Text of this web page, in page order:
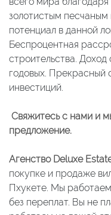
золотистым
потенциал в данной
Беспроцентная
строительства.
годовых. Прекрасный
инвестиций.
Свяжитесь с нами и
предложение.
Агенство Deluxe
покупке и продаже
Пхукете. Мы
без переплат. Вы не